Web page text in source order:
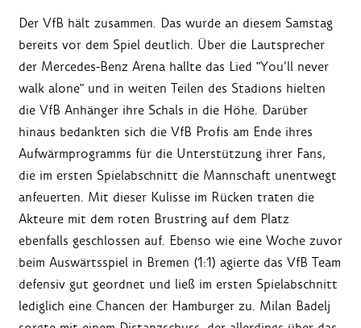
Der VfB hält zusammen. Das wurde an diesem Samstag
bereits vor dem Spiel deutlich. Über die Lautsprecher
der Mercedes-Benz Arena hallte das Lied "You’ll never
walk alone" und in weiten Teilen des Stadions hielten
die VfB Anhänger ihre Schals in die Höhe. Darüber
hinaus bedankten sich die VfB Profis am Ende ihres
Aufwärmprogramms für die Unterstützung ihrer Fans,
die im ersten Spielabschnitt die Mannschaft unentwegt
anfeuerten. Mit dieser Kulisse im Rücken traten die
Akteure mit dem roten Brustring auf dem Platz
ebenfalls geschlossen auf. Ebenso wie eine Woche zuvor
beim Auswärtsspiel in Bremen (1:1) agierte das VfB Team
defensiv gut geordnet und ließ im ersten Spielabschnitt
lediglich eine Chancen der Hamburger zu. Milan Badelj